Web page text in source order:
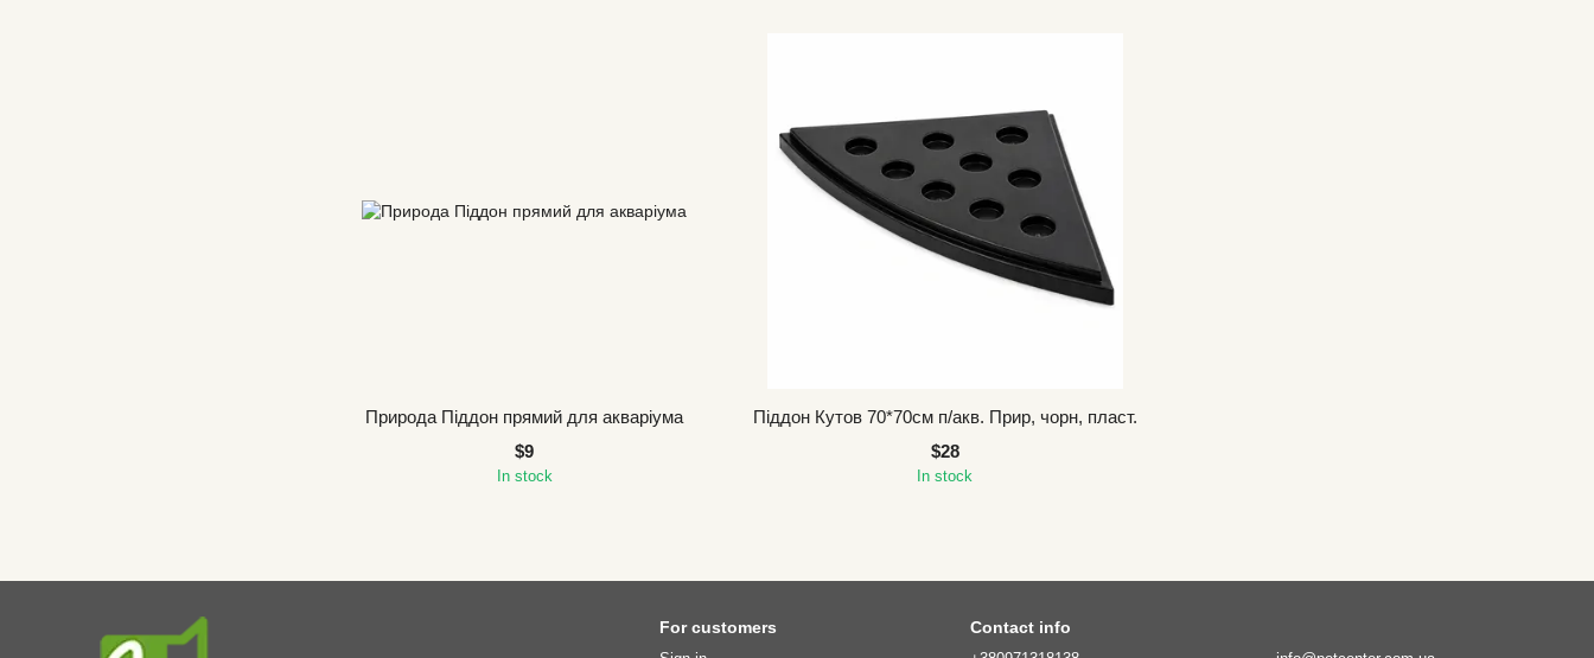
Природа Піддон прямий для акваріума
$9
In stock
Піддон Кутов 70*70см п/акв. Прир, чорн, пласт.
$28
In stock
For customers Contact info